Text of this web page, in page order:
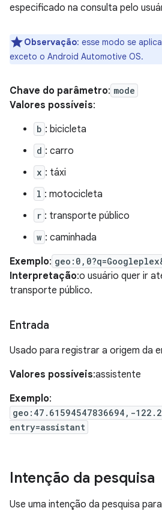
especificado na consulta pelo
Observação: esse modo se
exceto o Android Automotive OS.
Chave do parâmetro: mode
Valores possíveis:
b : bicicleta
d : carro
x : táxi
l : motocicleta
r : transporte público
w : caminhada
Exemplo:
Interpretação:o usuário quer ir
transporte público.
Entrada
Usado para registrar a origem da
Valores possíveis:assistente
Exemplo:
geo:47.61594547836694,-
entry=assistant
Intenção da pesquisa
Use uma intenção da pesquisa